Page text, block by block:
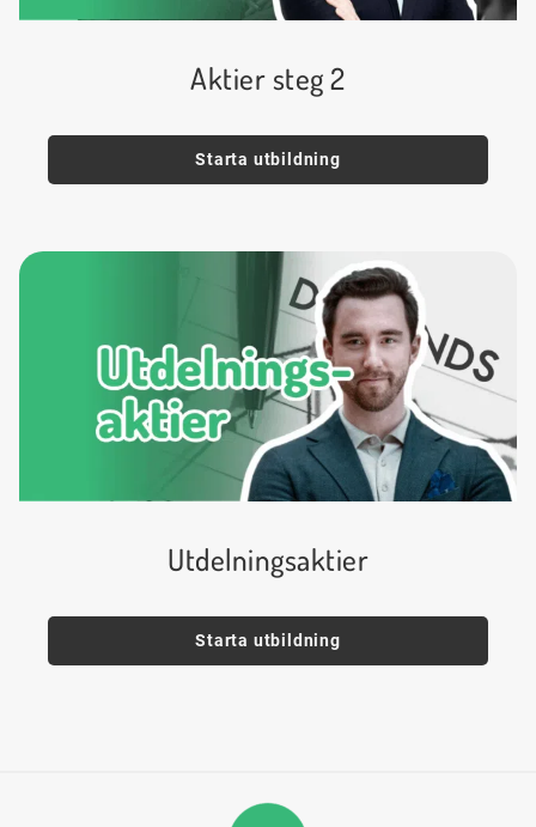
Aktier steg 2
Starta utbildning
Utdelningsaktier
Starta utbildning